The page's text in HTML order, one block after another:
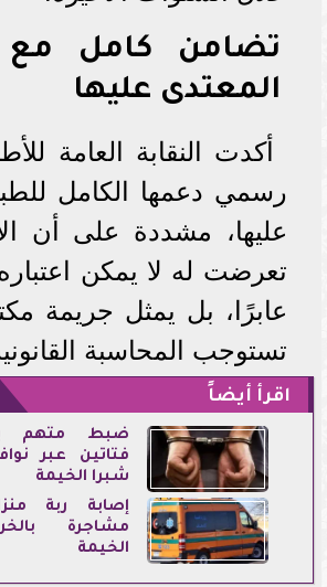
تضامن كامل مع
المعتدى عليها
أكدت النقابة العامة
رسمي دعمها الكامل
عليها، مشددة على أن
تعرضت له لا يمكن اعتباره
عابرًا، بل يمثل جريمة
تستوجب المحاسبة
اقرأ أيضاً
ضبط متهم
فتاتين عبر
شبرا الخيمة
إصابة ربة
مشاجرة
الخيمة